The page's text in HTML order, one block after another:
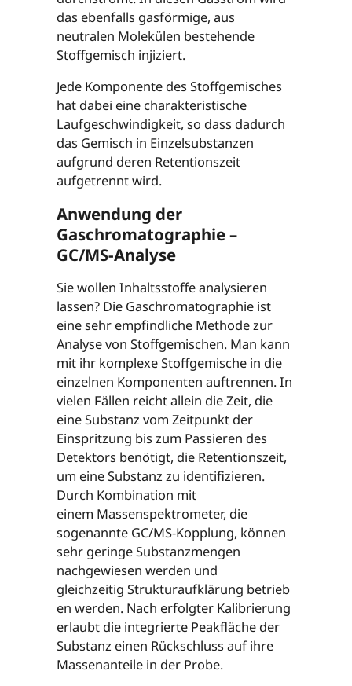
das ebenfalls gasförmige, aus
neutralen Molekülen bestehende
Stoffgemisch injiziert.
Jede Komponente des Stoffgemisches
hat dabei eine charakteristische
Laufgeschwindigkeit, so dass dadurch
das Gemisch in Einzelsubstanzen
aufgrund deren Retentionszeit
aufgetrennt wird.
Anwendung der
Gaschromatographie –
GC/MS-Analyse
Sie wollen Inhaltsstoffe analysieren
lassen? Die Gaschromatographie ist
eine sehr empfindliche Methode zur
Analyse von Stoffgemischen. Man kann
mit ihr komplexe Stoffgemische in die
einzelnen Komponenten auftrennen. In
vielen Fällen reicht allein die Zeit, die
eine Substanz vom Zeitpunkt der
Einspritzung bis zum Passieren des
Detektors benötigt, die Retentionszeit,
um eine Substanz zu identifizieren.
Durch Kombination mit
einem Massenspektrometer, die
sogenannte GC/MS-Kopplung, können
sehr geringe Substanzmengen
nachgewiesen werden und
gleichzeitig Strukturaufklärung betrieb
en werden. Nach erfolgter Kalibrierung
erlaubt die integrierte Peakfläche der
Substanz einen Rückschluss auf ihre
Massenanteile in der Probe.